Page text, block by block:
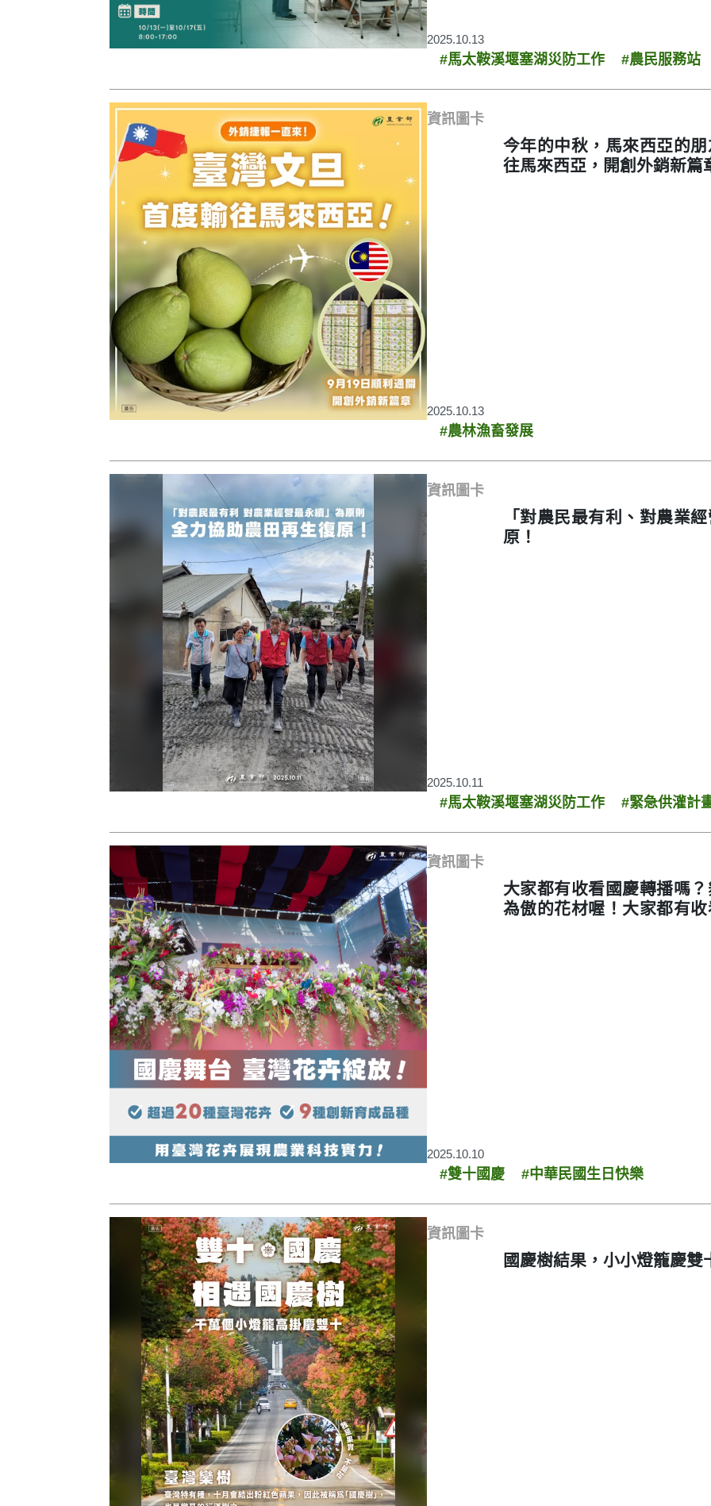
2025.10.13
#馬太鞍溪堰塞湖災防工作 #農民服務站
資訊圖卡
今年的中秋，馬來西亞的
往馬來西亞，開創外銷新篇
2025.10.13
#農林漁畜發展
資訊圖卡
「對農民最有利、對農業
原！
2025.10.11
#馬太鞍溪堰塞湖災防工作 #緊急供灌計
資訊圖卡
大家都有收看國慶轉播嗎
為傲的花材喔！大家都有
2025.10.10
#雙十國慶 #中華民國生日快樂
資訊圖卡
國慶樹結果，小小燈籠慶